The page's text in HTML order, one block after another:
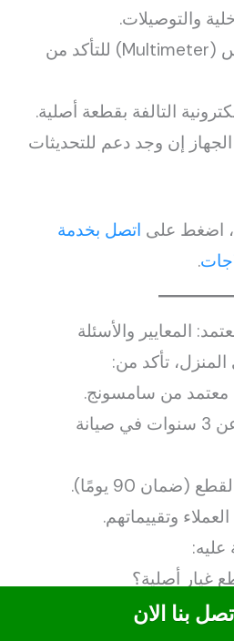
والتوصيلات.
استخدام جهاز قياس (Multimeter) للتأكد من
التالفة بقطعة أصلية.
إن وجد دعم للتحديثات
اضغط على اتصل بخدمة
.
تأكد من:
من سامسونج.
وجود خبرة لا تقل عن 3 سنوات في صيانة
(ضمان 90 يومًا).
وتقييماتهم.
عليه:
غيار أصلية؟
على الخدمة؟
بنا الان